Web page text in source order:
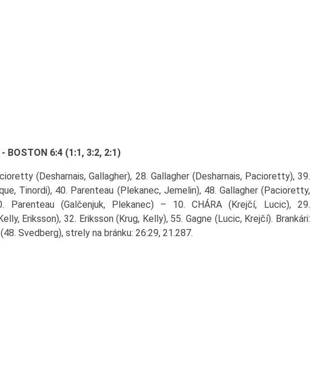
BOSTON 6:4 (1:1, 3:2, 2:1)
(Desharnais, Gallagher), 28. Gallagher (Desharnais, Pacioretty), 39.
Tinordi), 40. Parenteau (Plekanec, Jemelin), 48. Gallagher (Pacioretty,
Parenteau (Galčenjuk, Plekanec) – 10. CHÁRA (Krejčí, Lucic), 29.
Eriksson), 32. Eriksson (Krug, Kelly), 55. Gagne (Lucic, Krejčí). Brankári:
Svedberg), strely na bránku: 26:29, 21.287.